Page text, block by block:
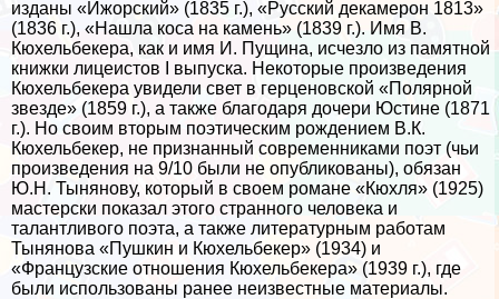
изданы «Ижорский» (1835 г.), «Русский декамерон 1813»
(1836 г.), «Нашла коса на камень» (1839 г.). Имя В.
Кюхельбекера, как и имя И. Пущина, исчезло из памятной
книжки лицеистов I выпуска. Некоторые произведения
Кюхельбекера увидели свет в герценовской «Полярной
звезде» (1859 г.), а также благодаря дочери Юстине (1871
г.). Но своим вторым поэтическим рождением В.К.
Кюхельбекер, не признанный современниками поэт (чьи
произведения на 9/10 были не опубликованы), обязан
Ю.Н. Тынянову, который в своем романе «Кюхля» (1925)
мастерски показал этого странного человека и
талантливого поэта, а также литературным работам
Тынянова «Пушкин и Кюхельбекер» (1934) и
«Французские отношения Кюхельбекера» (1939 г.), где
были использованы ранее неизвестные материалы.